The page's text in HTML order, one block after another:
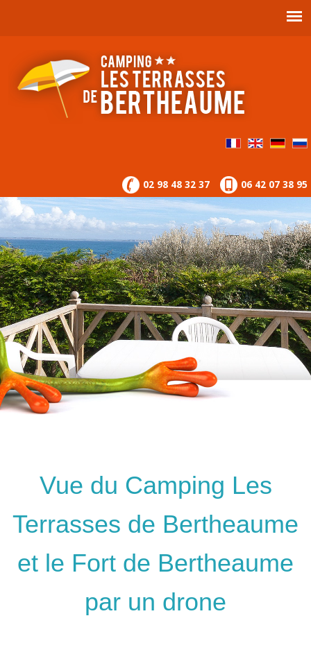
02 98 48 32 37 06 42 07 38 95
Vue du Camping Les
Terrasses de Bertheaume
et le Fort de Bertheaume
par un drone